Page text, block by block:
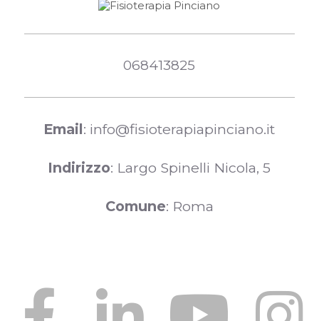
068413825
Email: info@fisioterapiapinciano.it
Indirizzo: Largo Spinelli Nicola, 5
Comune: Roma